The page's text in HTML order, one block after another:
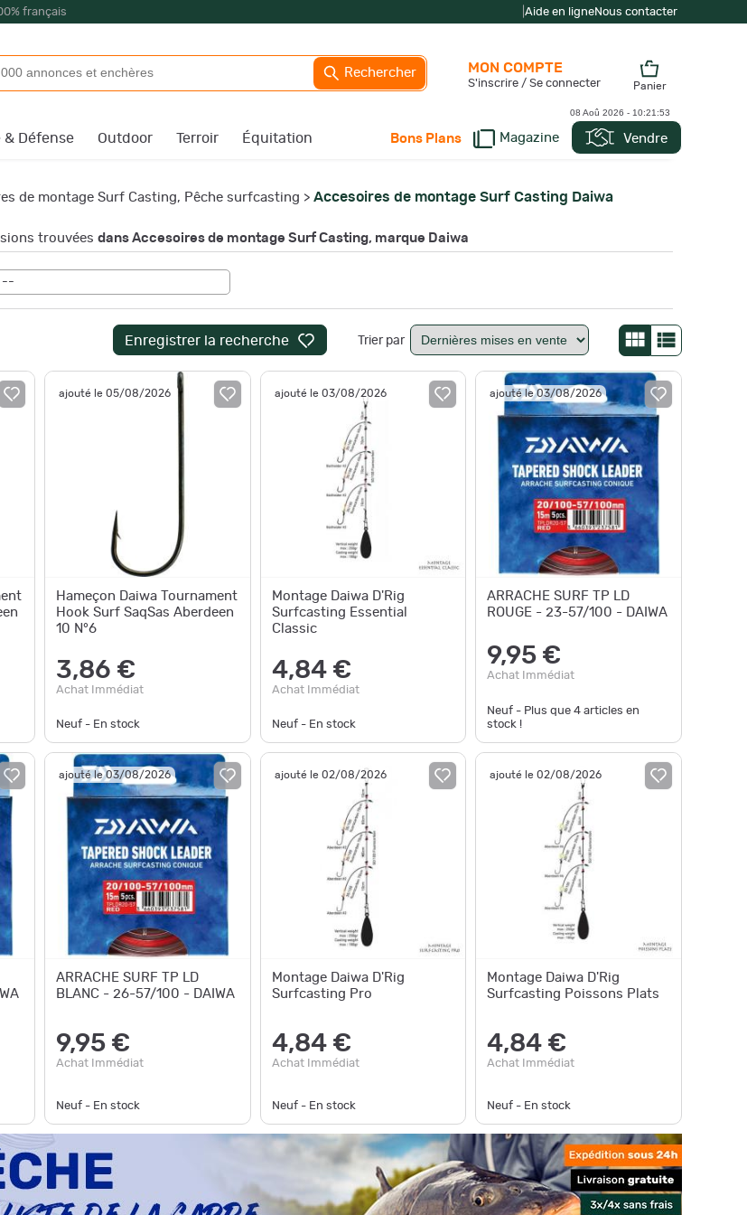
français Aide en ligneNous contacter
Rechercher
& Défense Outdoor Terroir Équitation Bons Plans Magazine Vendre
MON COMPTE
S'inscrire / Se connecter Panier
08 Aoû 2026 - 10:21:54
de montage Surf Casting, Pêche surfcasting > Accesoires de montage Surf Casting Daiwa
trouvées dans Accesoires de montage Surf Casting, marque Daiwa
--
Enregistrer la recherche Trier par
ajouté le 05/08/2026
Hameçon Daiwa Tournament
Hook Surf SaqSas Aberdeen
10 N°6
3,86 €
Achat Immédiat
Neuf - En stock
ajouté le 03/08/2026
Montage Daiwa D'Rig
Surfcasting Essential
Classic
4,84 €
Achat Immédiat
Neuf - En stock
ajouté le 03/08/2026
ARRACHE SURF TP LD
ROUGE - 23-57/100 - DAIWA
9,95 €
Achat Immédiat
Neuf - Plus que4 articles en
stock !
ajouté le 03/08/2026
ARRACHE SURF TP LD
BLANC - 26-57/100 - DAIWA
9,95 €
Achat Immédiat
Neuf - En stock
ajouté le 02/08/2026
Montage Daiwa D'Rig
Surfcasting Pro
4,84 €
Achat Immédiat
Neuf - En stock
ajouté le 02/08/2026
Montage Daiwa D'Rig
Surfcasting Poissons Plats
4,84 €
Achat Immédiat
Neuf - En stock